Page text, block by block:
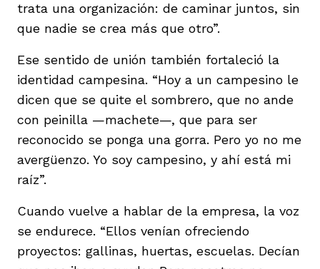
trata una organización: de caminar juntos, sin
que nadie se crea más que otro”.
Ese sentido de unión también fortaleció la
identidad campesina. “Hoy a un campesino le
dicen que se quite el sombrero, que no ande
con peinilla —machete—, que para ser
reconocido se ponga una gorra. Pero yo no me
avergüenzo. Yo soy campesino, y ahí está mi
raíz”.
Cuando vuelve a hablar de la empresa, la voz
se endurece. “Ellos venían ofreciendo
proyectos: gallinas, huertas, escuelas. Decían